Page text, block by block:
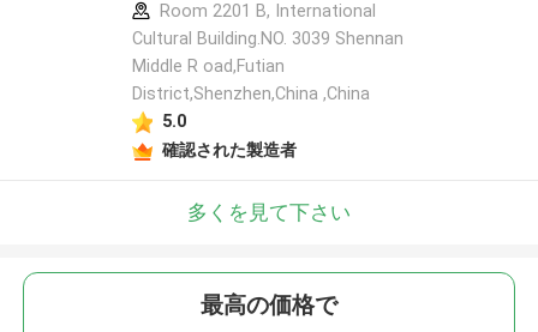
Room 2201 B, International
Cultural Building.NO. 3039 Shennan
Middle R oad,Futian
District,Shenzhen,China ,China
5.0
確認された製造者
多くを見て下さい
最高の価格で